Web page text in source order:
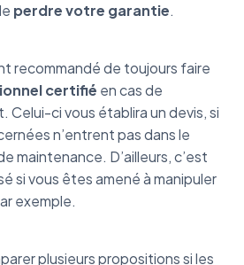
perdre votre garantie.
recommandé de toujours faire
certifié en cas de
ci vous établira un devis, si
n’entrent pas dans le
maintenance. D’ailleurs, c’est
si vous êtes amené à manipuler
exemple.
plusieurs propositions si les